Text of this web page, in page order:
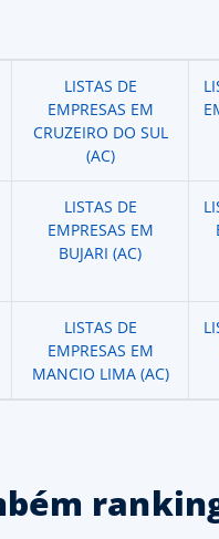
LISTAS DE
EMPRESAS EM
CRUZEIRO DO SUL
(AC)
LISTAS DE
EMPRESAS EM
BUJARI (AC)
LISTAS DE
EMPRESAS EM
MANCIO LIMA (AC)